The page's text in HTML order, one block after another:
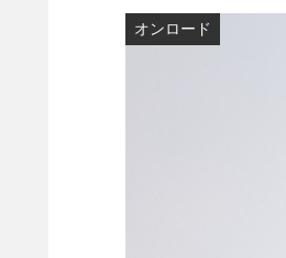
オンロード